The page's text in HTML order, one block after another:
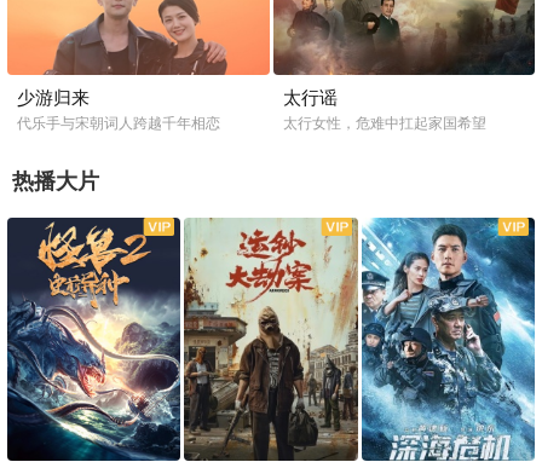
少游归来
代乐手与宋朝词人跨越千年相恋
太行谣
太行女性，危难中扛起家国希望
热播大片